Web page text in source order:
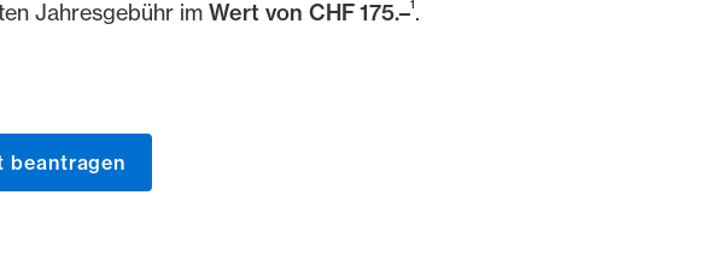
Jahresgebühr im Wert von CHF 175.–1.
beantragen